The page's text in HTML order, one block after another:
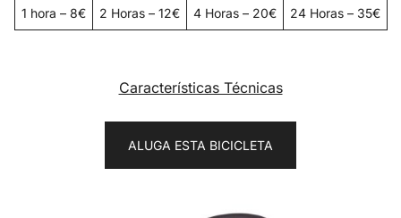
1 hora – 8€ 2 Horas – 12€ 4 Horas – 20€ 24 Horas – 35€
Características Técnicas
ALUGA ESTA BICICLETA